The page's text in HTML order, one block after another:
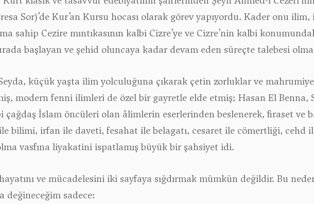
Sor)’de Kur’an Kursu hocası olarak görev yapıyordu. Kader onu
sahip Cezire mıntıkasının kalbi Cizre’ye ve Cizre’nin kalbi
başlayan ve şehid oluncaya kadar devam eden süreçte talebesi
küçük yaşta ilim yolculuğuna çıkarak çetin zorluklar ve
modern fenni ilimleri de özel bir gayretle elde etmiş; Hasan El Benna,
İslam öncüleri olan âlimlerin eserlerinden beslenerek, firaset ve
bilimi, irfan ile daveti, fesahat ile belagatı, cesaret ile cömertliği, cehd
vasfına liyakatini ispatlamış büyük bir şahsiyet idi.
ve mücadelesini iki sayfaya sığdırmak mümkün değildir. Bu
değineceğim sadece: